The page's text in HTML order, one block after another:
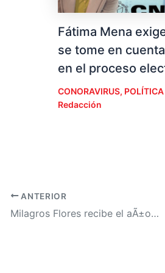
Fátima Mena
se tome en
en el proceso
CONORAVIRUS, POLÍTICA
Redacción
ANTERIOR
Milagros Flores recibe el aÃ±o cumpliendo 4 sueÃ±os de su plan de vida